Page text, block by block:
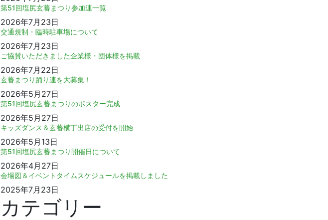
第51回塩尻玄蕃まつり参加連一覧
2026年7月23日
交通規制・臨時駐車場について
2026年7月23日
ご協賛いただきました企業様・団体様を掲載
2026年7月22日
玄蕃まつり踊り連を大募集！
2026年5月27日
第51回塩尻玄蕃まつりのポスター完成
2026年5月27日
キッズダンス＆玄蕃横丁出店の受付を開始
2026年5月13日
第51回塩尻玄蕃まつり開催日について
2026年4月27日
会場図＆イベントタイムスケジュールを掲載しました
2025年7月23日
カテゴリー